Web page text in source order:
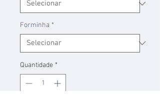
Forminha *
Quantidade *